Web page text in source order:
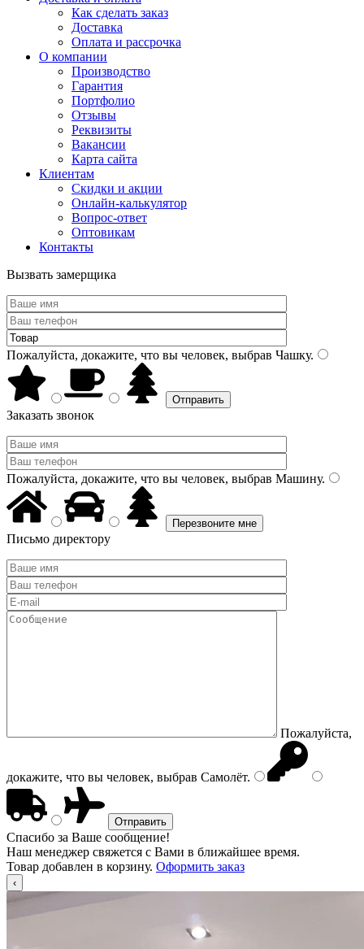
Как сделать заказ
Доставка
Оплата и рассрочка
О компании
Производство
Гарантия
Портфолио
Отзывы
Реквизиты
Вакансии
Карта сайта
Клиентам
Скидки и акции
Онлайн-калькулятор
Вопрос-ответ
Оптовикам
Контакты
Вызвать замерщика
Пожалуйста, докажите, что вы человек, выбрав Чашку.
Заказать звонок
Пожалуйста, докажите, что вы человек, выбрав Машину.
Письмо директору
Пожалуйста,
докажите, что вы человек, выбрав Самолёт.
Спасибо за Ваше сообщение!
Наш менеджер свяжется с Вами в ближайшее время.
Товар добавлен в корзину. Оформить заказ